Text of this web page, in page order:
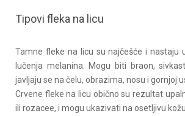
Tipovi fleka na licu
Tamne fleke na licu su najčešće i nastaju
lučenja melanina. Mogu biti braon,
javljaju se na čelu, obrazima, nosu i gornjoj
Crvene fleke na licu obično su rezultat
ili rozacee, i mogu ukazivati na osetljivu kožu.